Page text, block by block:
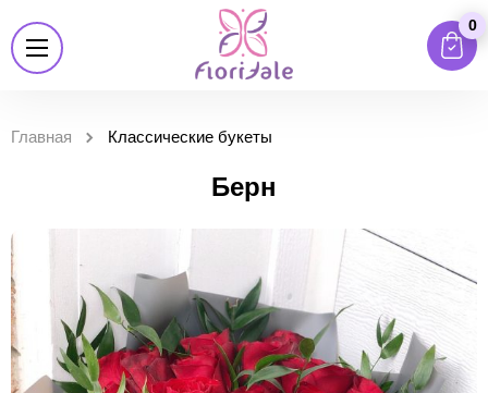
0
Главная Классические букеты
Берн